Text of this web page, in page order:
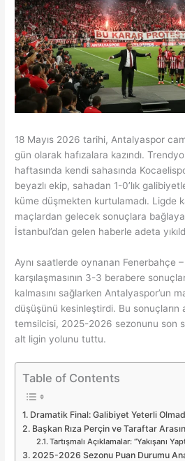
18 Mayıs 2026 tarihi, Antalyaspor
gün olarak hafızalara kazındı.
haftasında kendi sahasında
beyazlı ekip, sahadan 1-0’lık
küme düşmekten kurtulamadı. Ligde
maçlardan gelecek sonuçlara
İstanbul’dan gelen haberle adeta
Aynı saatlerde oynanan Fenerbahçe
karşılaşmasının 3-3 berabere
kalmasını sağlarken Antalyaspor’un
düşüşünü kesinleştirdi. Bu sonuçların
temsilcisi, 2025-2026 sezonunu son
alt ligin yolunu tuttu.
Table of Contents
Dramatik Final: Galibiyet Yeterli
Başkan Rıza Perçin ve Taraftar
Tartışmalı Açıklamalar: “Yakışanı
2025-2026 Sezonu Puan Durumu